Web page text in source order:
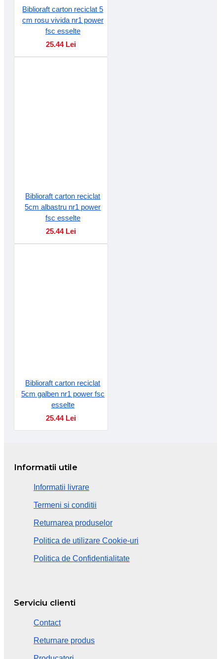
Biblioraft carton reciclat 5
cm rosu vivida nr1 power
fsc esselte
25.44 Lei
Biblioraft carton reciclat
5cm albastru nr1 power
fsc esselte
25.44 Lei
Biblioraft carton reciclat
5cm galben nr1 power fsc
esselte
25.44 Lei
Informatii utile
Informatii livrare
Termeni si conditii
Returnarea produselor
Politica de utilizare Cookie-uri
Politica de Confidentialitate
Serviciu clienti
Contact
Returnare produs